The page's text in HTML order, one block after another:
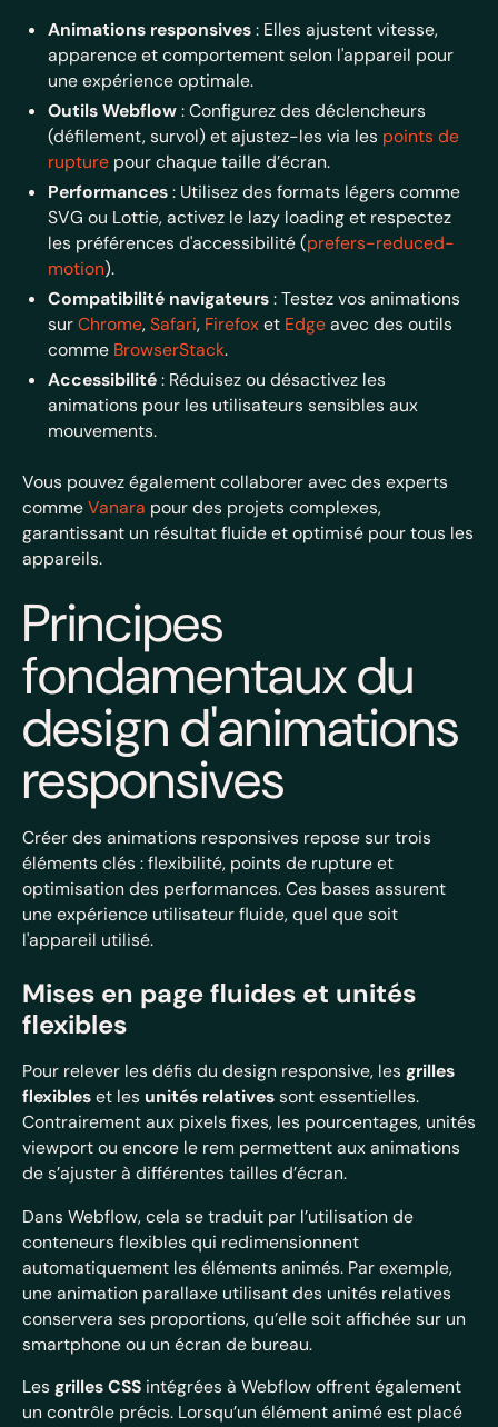
Animations responsives: Elles ajustent vitesse,
apparence et comportement selon l'appareil pour
une expérience optimale.
Outils Webflow: Configurez des déclencheurs
(défilement, survol) et ajustez-les via les points de
rupture pour chaque taille d’écran.
Performances: Utilisez des formats légers comme
SVG ou Lottie, activez le lazy loading et respectez
les préférences d'accessibilité (prefers-reduced-
motion).
Compatibilité navigateurs: Testez vos animations
surChrome,Safari, Firefoxet Edgeavec des outils
comme BrowserStack.
Accessibilité: Réduisez ou désactivez les
animations pour les utilisateurs sensibles aux
mouvements.
Vous pouvez également collaborer avec des experts
commeVanara pour des projets complexes,
garantissant un résultat fluide et optimisé pour tous les
appareils.
Principes
fondamentaux du
design d'animations
responsives
Créer des animations responsives repose sur trois
éléments clés : flexibilité, points de rupture et
optimisation des performances. Ces bases assurent
une expérience utilisateur fluide, quel que soit
l'appareil utilisé.
Mises en page fluides et unités
flexibles
Pour relever les défis du design responsive, les grilles
flexibleset les unités relativessont essentielles.
Contrairement aux pixels fixes, les pourcentages, unités
viewport ou encore le rem permettent aux animations
de s’ajuster à différentes tailles d’écran.
Dans Webflow, cela se traduit par l’utilisation de
conteneurs flexibles qui redimensionnent
automatiquement les éléments animés. Par exemple,
une animation parallaxe utilisant des unités relatives
conservera ses proportions, qu’elle soit affichée sur un
smartphone ou un écran de bureau.
Les grilles CSSintégrées à Webflow offrent également
un contrôle précis. Lorsqu’un élément animé est placé